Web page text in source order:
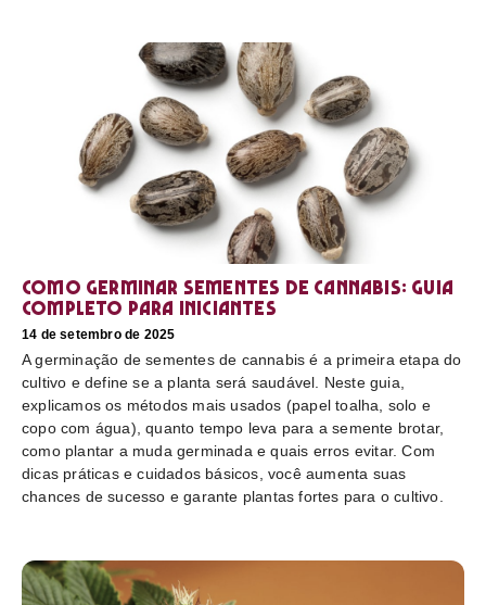
Como germinar sementes de cannabis: guia
completo para iniciantes
14 de setembro de 2025
A germinação de sementes de cannabis é a primeira etapa do
cultivo e define se a planta será saudável. Neste guia,
explicamos os métodos mais usados (papel toalha, solo e
copo com água), quanto tempo leva para a semente brotar,
como plantar a muda germinada e quais erros evitar. Com
dicas práticas e cuidados básicos, você aumenta suas
chances de sucesso e garante plantas fortes para o cultivo.